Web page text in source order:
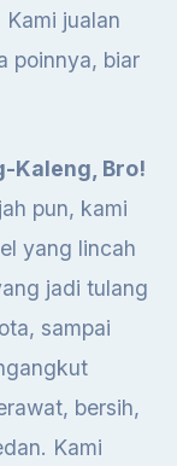
jualan
poinnya, biar
Kaleng, Bro!
pun, kami
yang lincah
jadi tulang
sampai
bersih,
Kami